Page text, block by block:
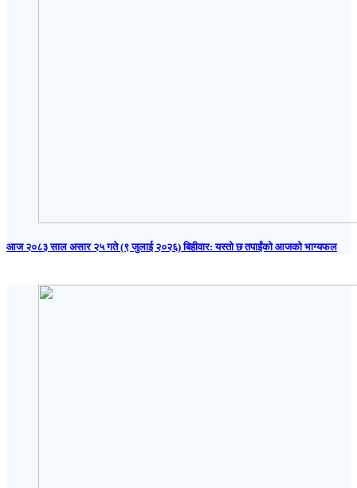
आज २०८३ साल असार २५ गते (९ जुलाई २०२६) बिहीवार: यस्तो छ तपाईंको आजको भाग्यफल